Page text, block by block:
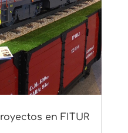
en FITUR